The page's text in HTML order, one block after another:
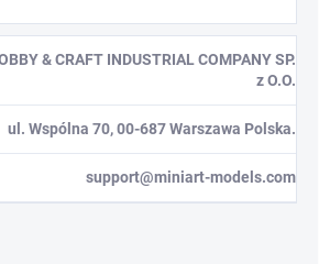
& CRAFT INDUSTRIAL COMPANY SP.
z O.O.
ul. Wspólna 70, 00-687 Warszawa Polska.
support@miniart-models.com